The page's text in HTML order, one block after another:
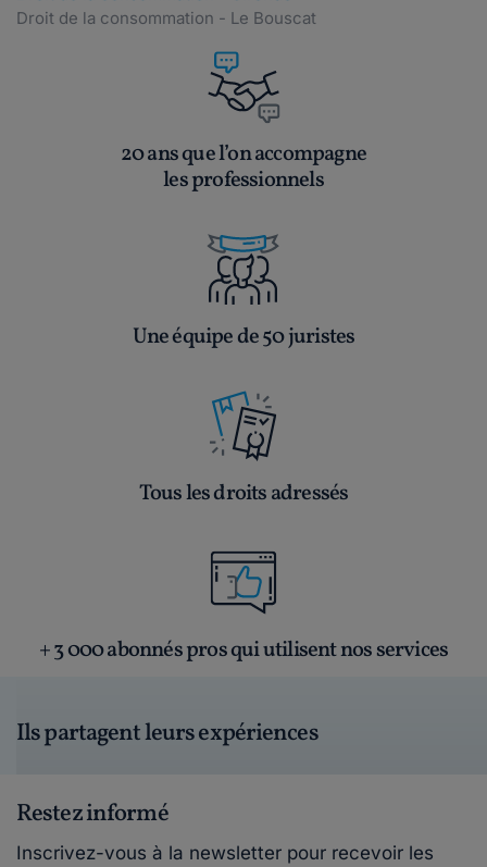
Droit de la consommation - Le Bouscat
20 ans que l’on accompagne
les professionnels
Une équipe de 50 juristes
Tous les droits adressés
+ 3 000 abonnés pros qui utilisent nos services
Ils partagent leurs expériences
Restez informé
Inscrivez-vous à la newsletter pour recevoir les